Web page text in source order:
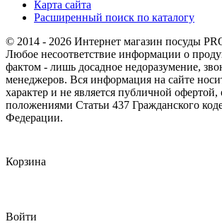
Карта сайта
Расширенный поиск по каталогу
© 2014 - 2026 Интернет магазин посуды
Любое несоответствие информации о
фактом - лишь досадное недоразумение,
менеджеров. Вся информация на сайте
характер и не является публичной офертой,
положениями Статьи 437 Гражданского
Федерации.
Корзина
Войти